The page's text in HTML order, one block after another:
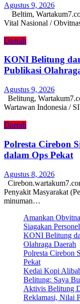
Agustus 9, 2026
Beltim,
Vital Nasional /
Daerah
KONI Belitung
Publikasi
Agustus 9, 2026
Belitung,
Wartawan Indonesia /
Daerah
Polresta Cirebon
dalam Ops Pekat
Agustus 8, 2026
Penyakit Masyarakat
minuman…
Amankan
Siagakan
KONI Belitung
Olahraga Daerah
Polresta Cirebon
Pekat
Kedai Kopi
Belitung: Saya
Aktivis Belitung
Reklamasi, Nilai